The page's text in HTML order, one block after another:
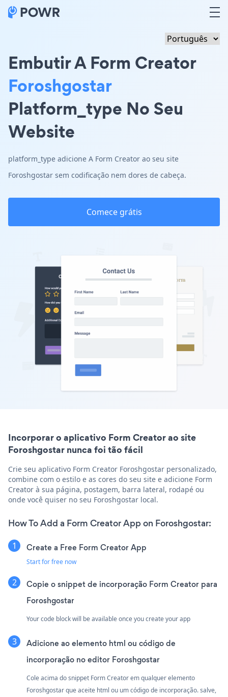
Embutir A Form Creator
Foroshgostar
Platform_type No Seu
Website
platform_type adicione A Form Creator ao seu site
Foroshgostar sem codificação nem dores de cabeça.
Comece grátis
Incorporar o aplicativo Form Creator ao site
Foroshgostar nunca foi tão fácil
Crie seu aplicativo Form Creator Foroshgostar personalizado,
combine com o estilo e as cores do seu site e adicione Form
Creator à sua página, postagem, barra lateral, rodapé ou
onde você quiser no seu Foroshgostar local.
How To Add a Form Creator App on Foroshgostar:
Create a Free Form Creator App
Start for free now
Copie o snippet de incorporação Form Creator para
Foroshgostar
Your code block will be available once you create your app
Adicione ao elemento html ou código de
incorporação no editor Foroshgostar
Cole acima do snippet Form Creator em qualquer elemento
Foroshgostar que aceite html ou um código de incorporação. salve,